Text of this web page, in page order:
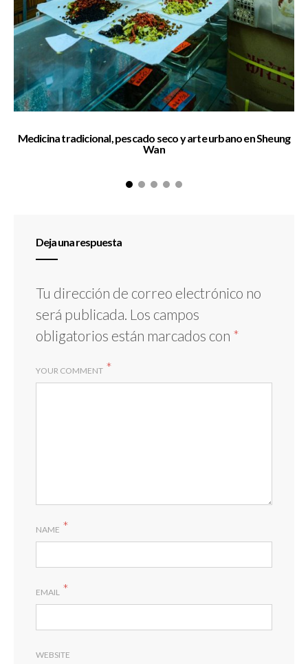
Medicina tradicional, pescado seco y arte urbano en Sheung
Wan
Deja una respuesta
Tu dirección de correo electrónico no
será publicada. Los campos
obligatorios están marcados con *
YOUR COMMENT *
NAME *
EMAIL *
WEBSITE